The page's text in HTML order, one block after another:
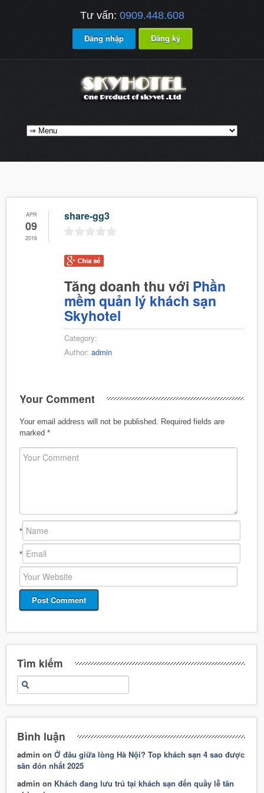
Tư vấn: 0909.448.608
Đăng nhập Đăng ký
APR
09
2016
share-gg3
Tăng doanh thu với Phần
mềm quản lý khách sạn
Skyhotel
Category:
Author: admin
Your Comment
Your email address will not be published.
Required fields are
marked *
*
*
Tìm kiếm
Bình luận
admin onỞ đâu giữa lòng Hà Nội? Top khách sạn 4 sao được
săn đón nhất 2025
admin on Khách đang lưu trú tại khách sạn đến quầy lễ tân